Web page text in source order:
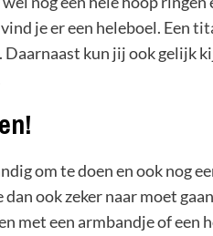
je er een heleboel. Een
kun jij ook gelijk
om te doen en ook nog
ook zeker naar moet
met een armbandje of een